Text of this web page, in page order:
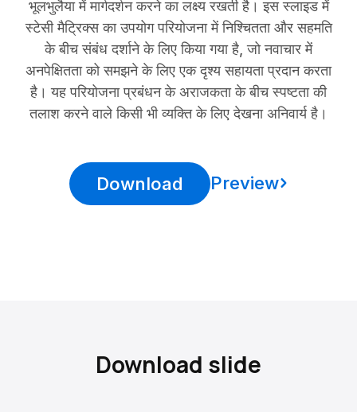
भूलभुलैया में मार्गदर्शन करने का लक्ष्य रखती है। इस स्लाइड में
स्टेसी मैट्रिक्स का उपयोग परियोजना में निश्चितता और सहमति
के बीच संबंध दर्शाने के लिए किया गया है, जो नवाचार में
अनपेक्षितता को समझने के लिए एक दृश्य सहायता प्रदान करता
है। यह परियोजना प्रबंधन के अराजकता के बीच स्पष्टता की
तलाश करने वाले किसी भी व्यक्ति के लिए देखना अनिवार्य है।
Download Preview
Download slide